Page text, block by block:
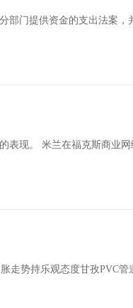
部门提供资金的支出法案，
表现。 米兰在福克斯商业
走势持乐观态度甘孜PVC管